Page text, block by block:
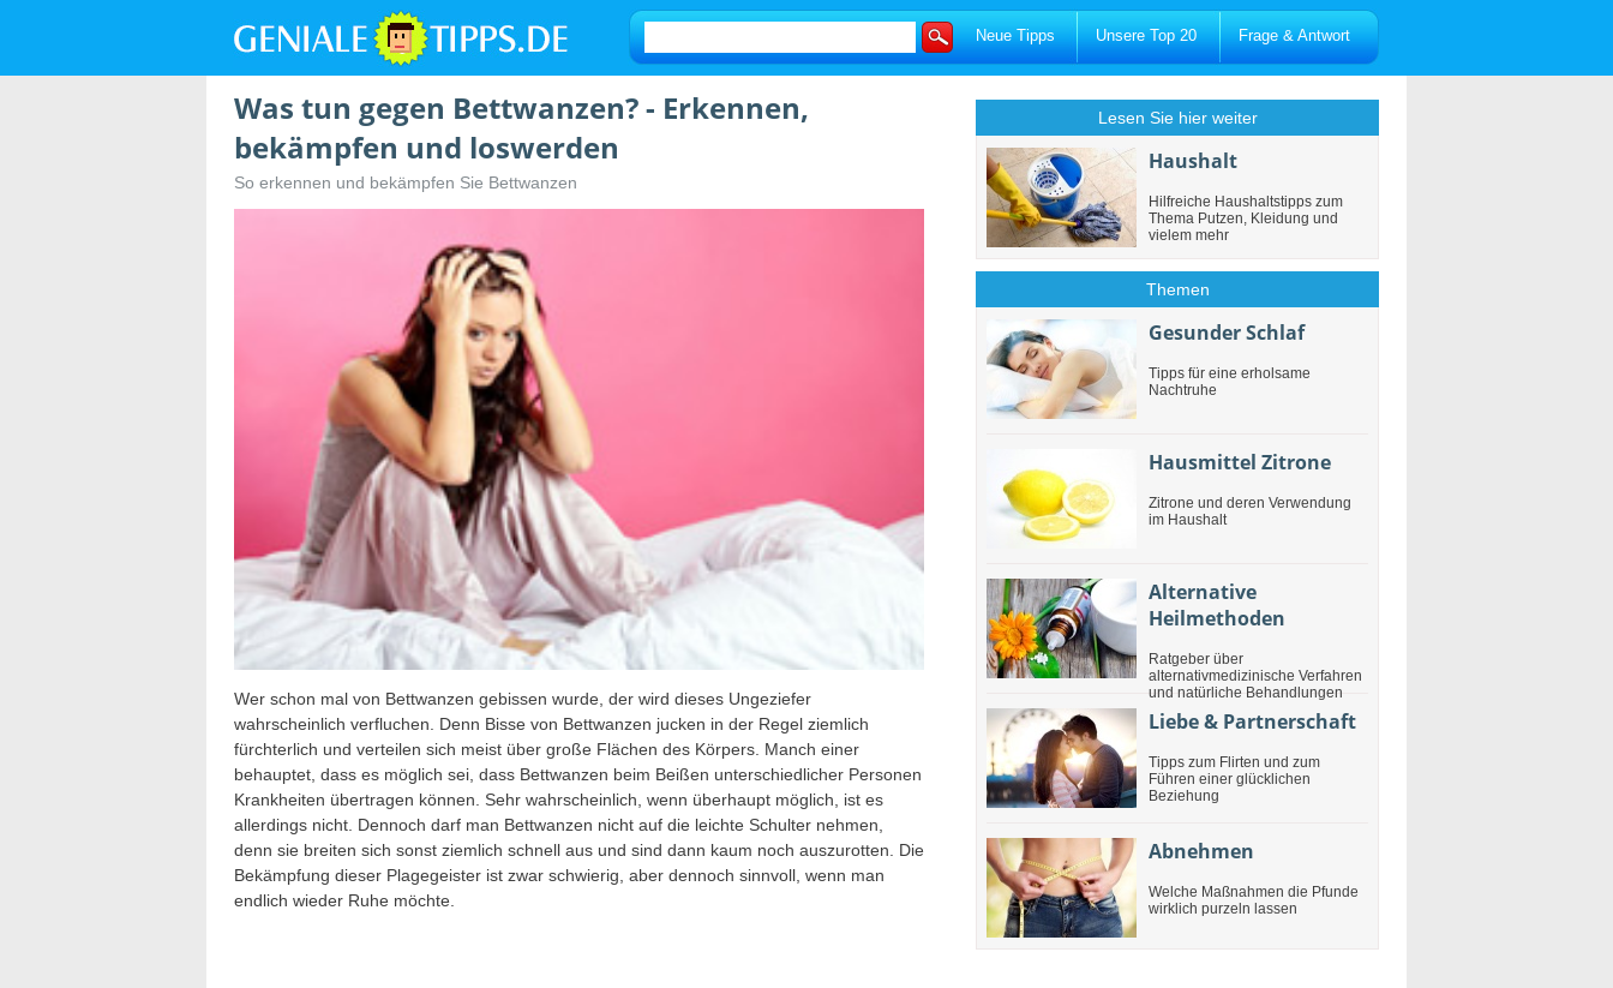
Neue Tipps Unsere Top 20 Frage & Antwort
Was tun gegen Bettwanzen? - Erkennen,
bekämpfen und loswerden
So erkennen und bekämpfen Sie Bettwanzen
Wer schon mal von Bettwanzen gebissen wurde, der wird dieses Ungeziefer
wahrscheinlich verfluchen. Denn Bisse von Bettwanzen jucken in der Regel ziemlich
fürchterlich und verteilen sich meist über große Flächen des Körpers. Manch einer
behauptet, dass es möglich sei, dass Bettwanzen beim Beißen unterschiedlicher Personen
Krankheiten übertragen können. Sehr wahrscheinlich, wenn überhaupt möglich, ist es
allerdings nicht. Dennoch darf man Bettwanzen nicht auf die leichte Schulter nehmen,
denn sie breiten sich sonst ziemlich schnell aus und sind dann kaum noch auszurotten. Die
Bekämpfung dieser Plagegeister ist zwar schwierig, aber dennoch sinnvoll, wenn man
endlich wieder Ruhe möchte.
Lesen Sie hier weiter
Haushalt
Hilfreiche Haushaltstipps zum
Thema Putzen, Kleidung und
vielem mehr
Themen
Gesunder Schlaf
Tipps für eine erholsame
Nachtruhe
Hausmittel Zitrone
Zitrone und deren Verwendung
im Haushalt
Alternative
Heilmethoden
Ratgeber über
alternativmedizinische Verfahren
und natürliche Behandlungen
Liebe & Partnerschaft
Tipps zum Flirten und zum
Führen einer glücklichen
Beziehung
Abnehmen
Welche Maßnahmen die Pfunde
wirklich purzeln lassen